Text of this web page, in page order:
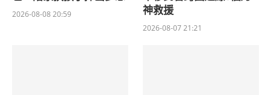
2026-08-08 20:59
神救援
2026-08-07 21:21